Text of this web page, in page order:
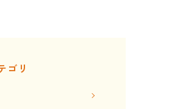
ゴリ